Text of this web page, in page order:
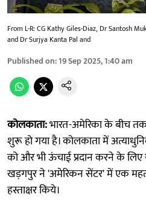
From L-R: CG Kathy Giles-Diaz, Dr Santosh
and Dr Surjya Kanta Pal and
Published on:19 Sep 2025, 1:40 am
कोलकाता:भारत-अमेरिका के बीच
शुरू हो गया है। कोलकाता में
को और भी ऊंचाई प्रदान करने के
खड़गपुर ने 'अमेरिकन सेंटर' में एक
हस्ताक्षर किये।